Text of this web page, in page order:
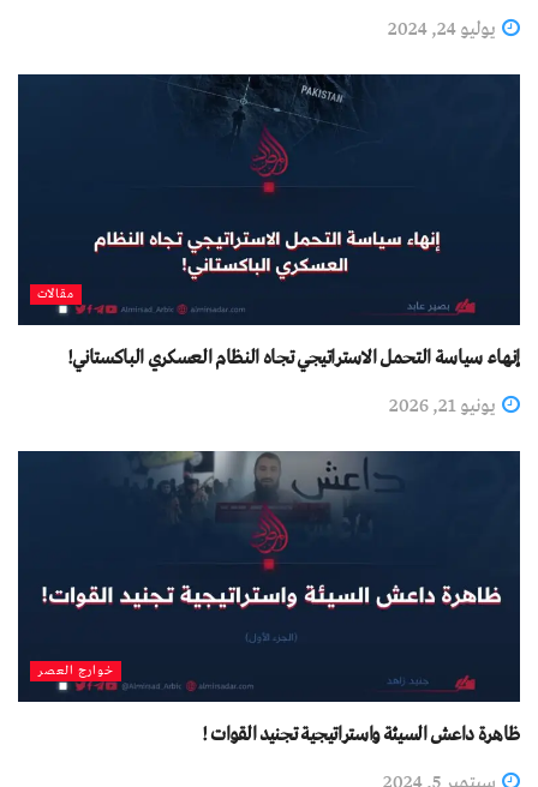
يوليو 24, 2024
مقالات
إنهاء سياسة التحمل الاستراتيجي تجاه النظام العسكري الباكستاني!
يونيو 21, 2026
خوارج العصر
ظاهرة داعش السيئة واستراتيجية تجنيد القوات !